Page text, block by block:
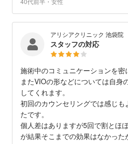
アリシアクリニック 池袋院
スタッフの対応
施術中のコミュニケーションを密
またVIOの形などについては自身
してくれます。
初回のカウンセリングでは感じも
たです。
個人差はありますが5回で割とほ
が結果そこまでの効果はなかった